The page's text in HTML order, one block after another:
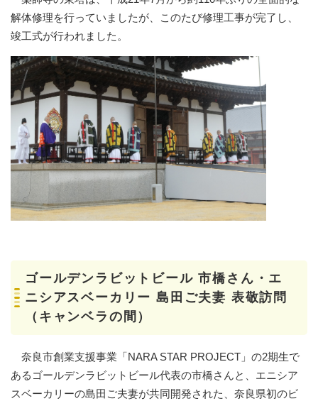
解体修理を行っていましたが、このたび修理工事が完了し、
竣工式が行われました。
ゴールデンラビットビール 市橋さん・エ
ニシアスベーカリー 島田ご夫妻 表敬訪問
（キャンベラの間）
奈良市創業支援事業「NARA STAR PROJECT」の2期生で
あるゴールデンラビットビール代表の市橋さんと、エニシア
スベーカリーの島田ご夫妻が共同開発された、奈良県初のビ